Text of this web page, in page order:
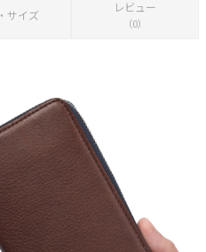
サイズ
レビュー
（0）